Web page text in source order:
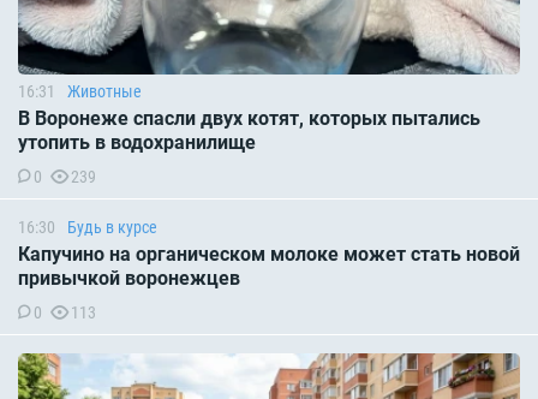
16:31 Животные
В Воронеже спасли двух котят, которых пытались
утопить в водохранилище
0 239
16:30 Будь в курсе
Капучино на органическом молоке может стать новой
привычкой воронежцев
0 113